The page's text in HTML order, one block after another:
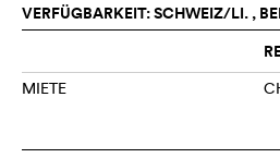
VERFÜGBARKEIT: SCHWEIZ/LI. ,
MIETE